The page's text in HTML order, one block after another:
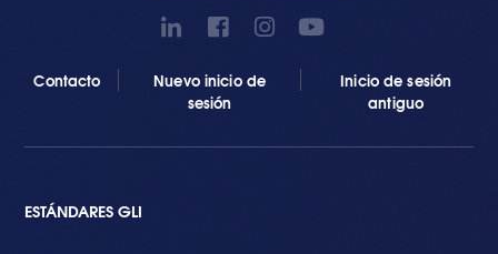
Contacto
Nuevo inicio de
sesión
Inicio de sesión
antiguo
ESTÁNDARES GLI